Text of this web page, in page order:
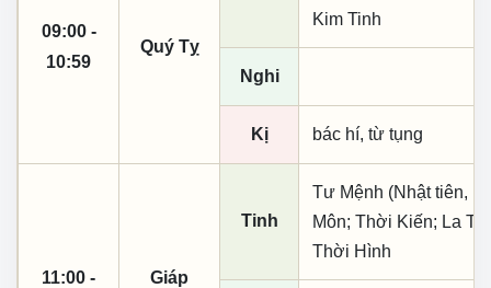
09:00 -
10:59
Quý Tỵ
Kim Tinh
Nghi
Kị bác hí, từ tụng
11:00 -
Giáp
Tinh
Tư Mệnh (Nhật tiên,
Môn; Thời Kiến; La
Thời Hình